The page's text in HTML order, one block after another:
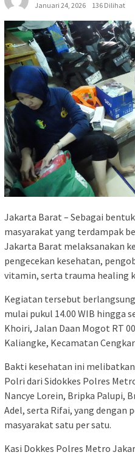
Januari 24, 2026
136 Dilihat
Jakarta Barat – Sebagai
masyarakat yang terdampak
Jakarta Barat melaksanakan
pengecekan kesehatan,
vitamin, serta trauma healing
Kegiatan tersebut
mulai pukul 14.00 WIB hingga
Khoiri, Jalan Daan Mogot RT
Kaliangke, Kecamatan
Bakti kesehatan ini
Polri dari Sidokkes Polres
Nancye Lorein, Bripka Palupi,
Adel, serta Rifai, yang dengan
masyarakat satu per satu.
Kasi Dokkes Polres Metro